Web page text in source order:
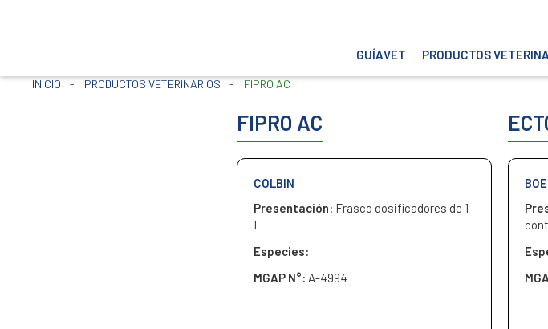
GUÍAVET PRODUCTOS
INICIO - PRODUCTOS VETERINARIOS - FIPRO AC
FIPRO AC
COLBIN
Presentación: Frasco dosificadores de 1
L.
Especies:
MGAP N°: A-4994